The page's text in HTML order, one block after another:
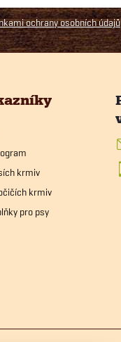
ochrany osobních údajů
krmiv
krmiv
pro psy